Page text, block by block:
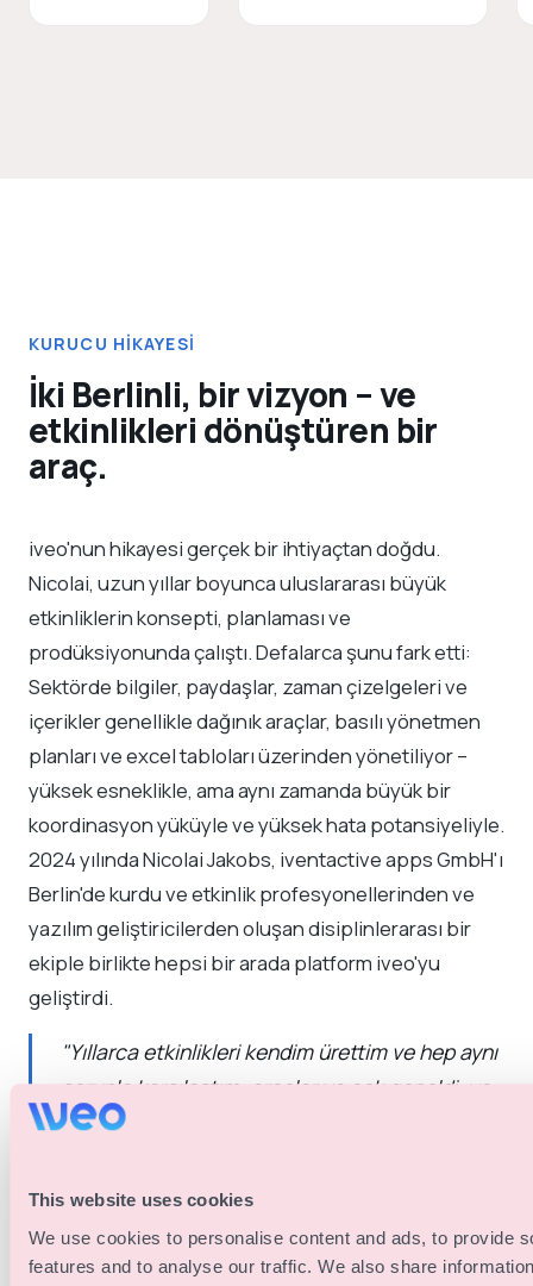
This website uses cookies
We use cookies to personalise content and ads, to provide
features and to analyse our traffic. We also share
KURUCU HIKAYESI
İki Berlinli, bir vizyon – ve
etkinlikleri dönüştüren bir
araç.
iveo'nun hikayesi gerçek bir ihtiyaçtan doğdu.
Nicolai, uzun yıllar boyunca uluslararası büyük
etkinliklerin konsepti, planlaması ve
prodüksiyonunda çalıştı. Defalarca şunu fark etti:
Sektörde bilgiler, paydaşlar, zaman çizelgeleri ve
içerikler genellikle dağınık araçlar, basılı yönetmen
planları ve excel tabloları üzerinden yönetiliyor –
yüksek esneklikle, ama aynı zamanda büyük bir
koordinasyon yüküyle ve yüksek hata potansiyeliyle.
2024 yılında Nicolai Jakobs, iventactive apps GmbH'ı
Berlin'de kurdu ve etkinlik profesyonellerinden ve
yazılım geliştiricilerden oluşan disiplinlerarası bir
ekiple birlikte hepsi bir arada platform iveo'yu
geliştirdi.
"Yıllarca etkinlikleri kendim ürettim ve hep aynı
sorunla karşılaştım: araçlar ya çok geneldi, ya
çok karmaşıktı ya da birbirleriyle çalışmak için
— Nicolai Jakobs, Kurucu & CEO
Bugün iveo, küçük konferanslardan uluslararası